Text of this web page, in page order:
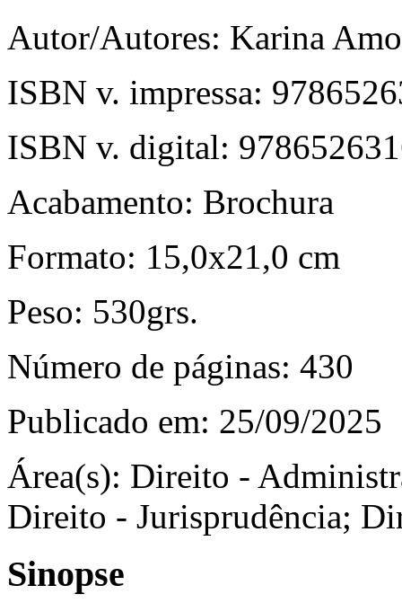
Autor/Autores: Karina
ISBN v. impressa:
ISBN v. digital:
Acabamento: Brochura
Formato: 15,0x21,0 cm
Peso: 530grs.
Número de páginas: 430
Publicado em: 25/09/2025
Área(s): Direito -
Direito - Jurisprudência;
Sinopse